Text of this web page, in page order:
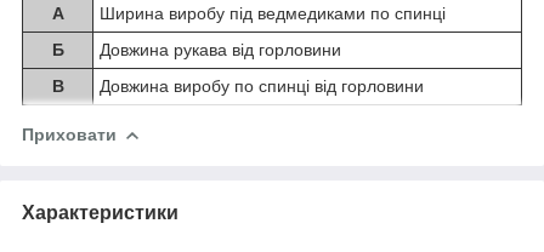
А
Ширина виробу під ведмедиками по спинці
Б
Довжина рукава від горловини
В
Довжина виробу по спинці від горловини
Приховати
Характеристики